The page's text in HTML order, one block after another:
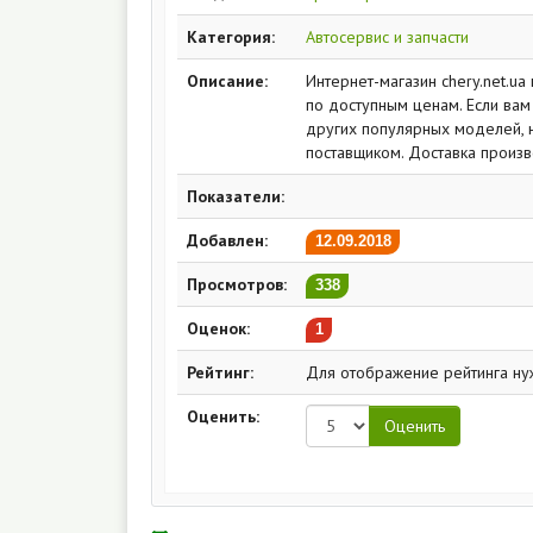
Категория: Автосервис и запчасти
Описание:
Интернет-магазин
по доступным ценам. Если
других популярных моделей,
поставщиком. Доставка
Показатели:
Добавлен: 12.09.2018
Просмотров: 338
Оценок: 1
Рейтинг: Для отображение рейтинга
Оценить: